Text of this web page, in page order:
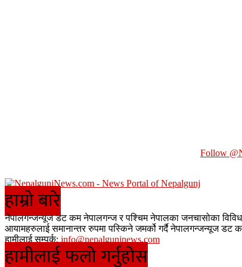
Follow
हाम्रो बारे
नेपालगन्जन्यूज डट कम नेपालगन्ज र पश्चिम नेपालका जनचासोका विविध
आयामहरुलाई समानान्तर रुपमा पस्किने जमर्को गर्दै नेपालगन्जन्यूज
हामीलाई सम्पर्क: info@nepalgunjnews.com
हामीलाई फलो गर्नुहोस